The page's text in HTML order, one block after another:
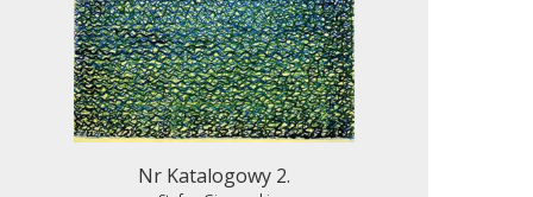
Nr Katalogowy 2.